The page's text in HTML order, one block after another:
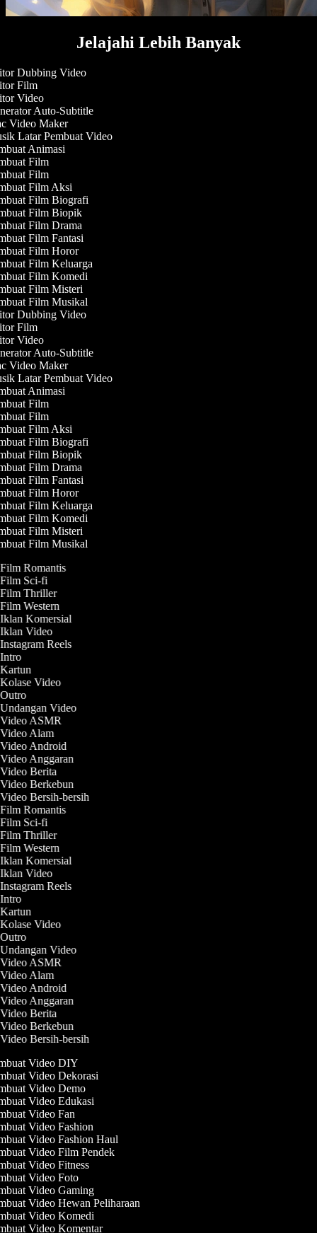
Jelajahi Lebih Banyak
Dubbing Video
Film
Video
Auto-Subtitle
Video Maker
Latar Pembuat Video
Animasi
Film
Film
Film Aksi
Film Biografi
Film Biopik
Film Drama
Film Fantasi
Film Horor
Film Keluarga
Film Komedi
Film Misteri
Film Musikal
Dubbing Video
Film
Video
Auto-Subtitle
Video Maker
Latar Pembuat Video
Animasi
Film
Film
Film Aksi
Film Biografi
Film Biopik
Film Drama
Film Fantasi
Film Horor
Film Keluarga
Film Komedi
Film Misteri
Film Musikal
Film Romantis
Film Sci-fi
Film Thriller
Film Western
Iklan Komersial
Iklan Video
Instagram Reels
Intro
Kartun
Kolase Video
Outro
Undangan Video
Video ASMR
Video Alam
Video Android
Video Anggaran
Video Berita
Video Berkebun
Video Bersih-bersih
Film Romantis
Film Sci-fi
Film Thriller
Film Western
Iklan Komersial
Iklan Video
Instagram Reels
Intro
Kartun
Kolase Video
Outro
Undangan Video
Video ASMR
Video Alam
Video Android
Video Anggaran
Video Berita
Video Berkebun
Video Bersih-bersih
Video DIY
Video Dekorasi
Video Demo
Video Edukasi
Video Fan
Video Fashion
Video Fashion Haul
Video Film Pendek
Video Fitness
Video Foto
Video Gaming
Video Hewan Peliharaan
Video Komedi
Video Komentar